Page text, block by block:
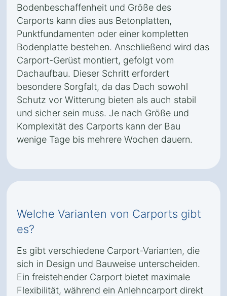
Bodenbeschaffenheit und Größe des
Carports kann dies aus Betonplatten,
Punktfundamenten oder einer kompletten
Bodenplatte bestehen. Anschließend wird das
Carport-Gerüst montiert, gefolgt vom
Dachaufbau. Dieser Schritt erfordert
besondere Sorgfalt, da das Dach sowohl
Schutz vor Witterung bieten als auch stabil
und sicher sein muss. Je nach Größe und
Komplexität des Carports kann der Bau
wenige Tage bis mehrere Wochen dauern.
Welche Varianten von Carports gibt
es?
Es gibt verschiedene Carport-Varianten, die
sich in Design und Bauweise unterscheiden.
Ein freistehender Carport bietet maximale
Flexibilität, während ein Anlehncarport direkt